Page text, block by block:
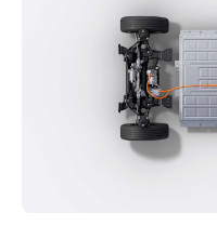
levantar o pé do acelerador.
regeneração em três níveis,
que o nível mais elevado
ajuda a recarregar a bateria.